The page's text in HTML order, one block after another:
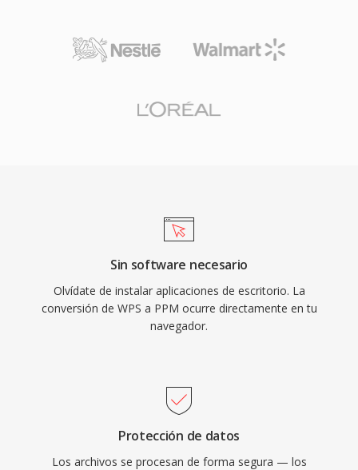
Sin software necesario
Olvídate de instalar aplicaciones de escritorio. La
conversión de WPS a PPM ocurre directamente en tu
navegador.
Protección de datos
Los archivos se procesan de forma segura — los